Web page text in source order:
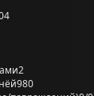
2
980